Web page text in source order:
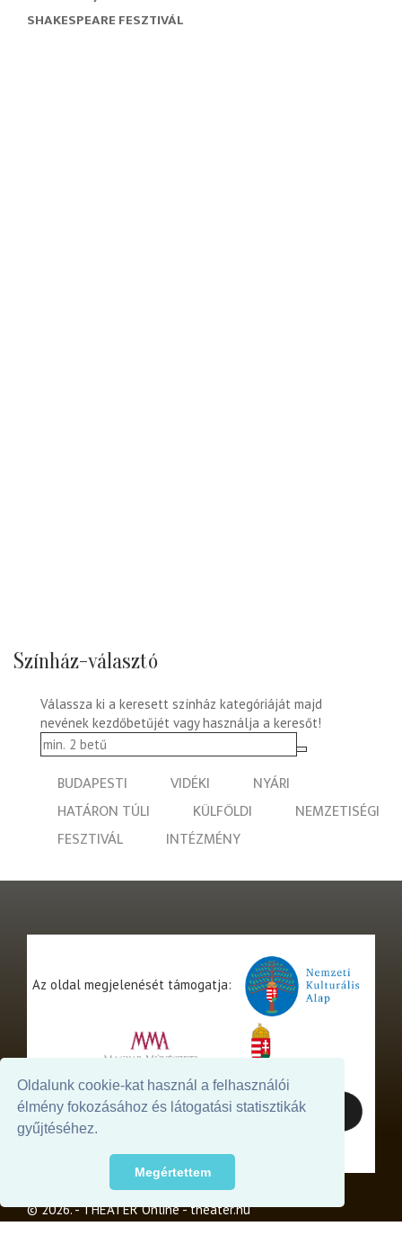
Oldalunk cookie-kat használ a felhasználói
élmény fokozásához és látogatási statisztikák
gyűjtéséhez.
Megértettem
SHAKESPEARE FESZTIVÁL
Színház-választó
Válassza ki a keresett színház kategóriáját majd
nevének kezdőbetűjét vagy használja a keresőt!
BUDAPESTI VIDÉKI
NYÁRI
HATÁRON TÚLI
KÜLFÖLDI
NEMZETISÉGI
FESZTIVÁL
INTÉZMÉNY
Az oldal megjelenését támogatja:
© 2026. - THEATER Online -theater.hu